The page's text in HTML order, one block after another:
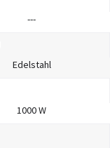
---
Edelstahl
1000 W